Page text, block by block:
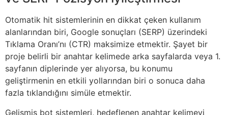
Otomatik hit sistemlerinin en dikkat çeken kullanım
alanlarından biri, Google sonuçları (SERP) üzerindeki
Tıklama Oranı’nı (CTR) maksimize etmektir. Şayet bir
proje belirli bir anahtar kelimede arka sayfalarda veya 1.
sayfanın diplerinde yer alıyorsa, bu konumu
geliştirmenin en etkili yollarından biri o sonuca daha
fazla tıklandığını simüle etmektir.
Gelişmiş bot sistemleri, hedeflenen anahtar kelimeyi